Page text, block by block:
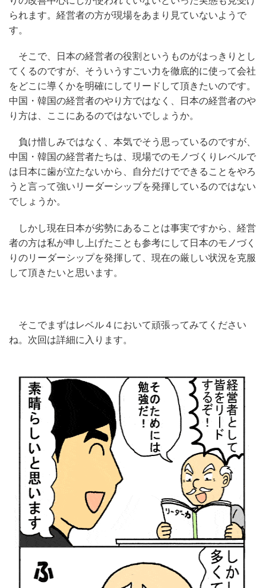
られます。経営者の方が現場をあまり見ていないようで
す。
そこで、日本の経営者の役割というものがはっきりとし
てくるのですが、そういうすごい力を徹底的に使って会社
をどこに導くかを明確にしてリードして頂きたいのです。
中国・韓国の経営者のやり方ではなく、日本の経営者のや
り方は、ここにあるのではないでしょうか。
負け惜しみではなく、本気でそう思っているのですが、
中国・韓国の経営者たちは、現場でのモノづくりレベルで
は日本に歯が立たないから、自分だけでできることをやろ
うと言って強いリーダーシップを発揮しているのではない
でしょうか。
しかし現在日本が劣勢にあることは事実ですから、経営
者の方は私が申し上げたことも参考にして日本のモノづく
りのリーダーシップを発揮して、現在の厳しい状況を克服
して頂きたいと思います。
そこでまずはレベル４において頑張ってみてください
ね。次回は詳細に入ります。